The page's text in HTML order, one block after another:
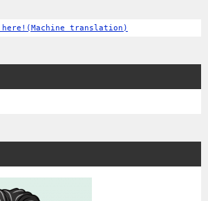
translation)